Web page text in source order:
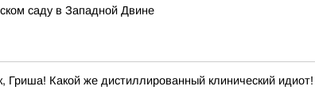
саду в Западной Двине
Какой же дистиллированный клинический